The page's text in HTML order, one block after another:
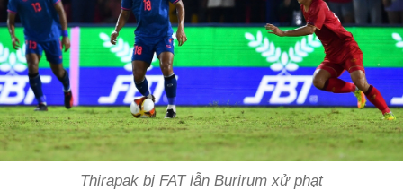
Thirapak bị FAT lẫn Burirum xử phạt